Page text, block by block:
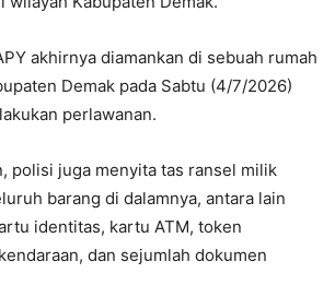
akhirnya diamankan di sebuah rumah
Demak pada Sabtu (4/7/2026)
perlawanan.
polisi juga menyita tas ransel milik
barang di dalamnya, antara lain
identitas, kartu ATM, token
dan sejumlah dokumen